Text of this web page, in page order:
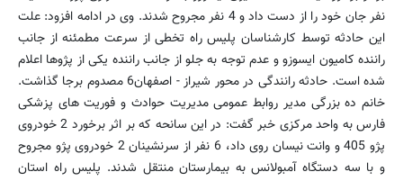
نفر جان خود را از دست داد و 4 نفر مجروح شدند. وی در ادامه افزود: علت
این حادثه توسط کارشناسان پلیس راه تخطی از سرعت مطمئنه از جانب
راننده کامیون ایسوزو و عدم توجه به جلو از جانب راننده یکی از پژو‌ها اعلام
شده است. حادثه رانندگی در محور شیراز - اصفهان6 مصدوم برجا گذاشت.
خانم ده بزرگی مدیر روابط عمومی مدیریت حوادث و فوریت های پزشکی
فارس به واحد مرکزی خبر گفت: در این سانحه که بر اثر برخورد 2 خودروی
پژو 405 و وانت نیسان روی داد، 6 نفر از سرنشینان 2 خودروی پژو مجروح
و با سه دستگاه آمبولانس به بیمارستان منتقل شدند. پلیس راه استان